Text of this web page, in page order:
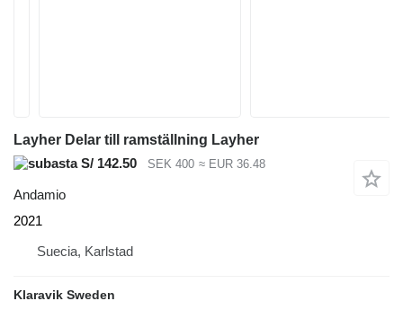
Layher Delar till ramställning Layher
S/ 142.50
SEK 400 ≈ EUR 36.48
Andamio
2021
Suecia, Karlstad
Klaravik Sweden